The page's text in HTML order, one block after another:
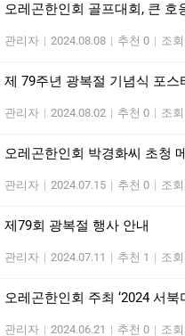
오레곤한인회 골프대회, 큰 호
관리자 | 2024.08.08 | 추천 0 | 조
제 79주년 광복절 기념식 포스
관리자 | 2024.08.02 | 추천 0 | 조
오레곤한인회 박경화씨 초청
관리자 | 2024.07.15 | 추천 0 | 조
제79회 광복절 행사 안내
관리자 | 2024.07.11 | 추천 1 | 조
오레곤한인회 주최 ‘2024 서
관리자 | 2024.06.21 | 추천 0 | 조